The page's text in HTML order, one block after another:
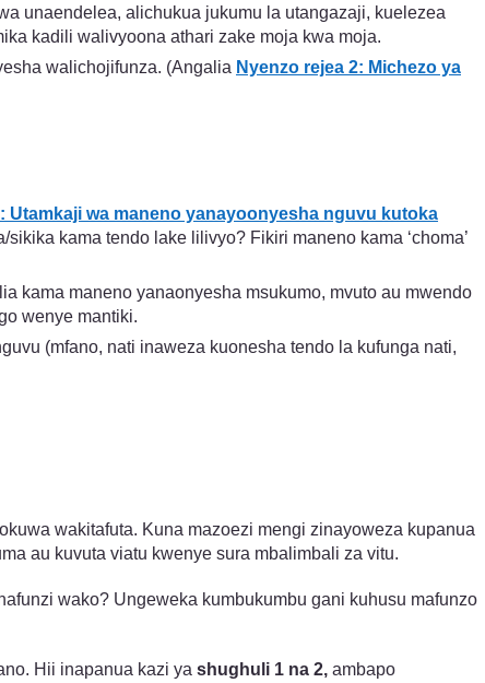
unaendelea, alichukua jukumu la utangazaji, kuelezea
kadili walivyoona athari zake moja kwa moja.
walichojifunza. (Angalia Nyenzo rejea 2: Michezo ya
: Utamkaji wa maneno yanayoonyesha nguvu kutoka
kama tendo lake lilivyo? Fikiri maneno kama ‘choma’
kama maneno yanaonyesha msukumo, mvuto au mwendo
wenye mantiki.
(mfano, nati inaweza kuonesha tendo la kufunga nati,
wakitafuta. Kuna mazoezi mengi zinayoweza kupanua
au kuvuta viatu kwenye sura mbalimbali za vitu.
wako? Ungeweka kumbukumbu gani kuhusu mafunzo
Hii inapanua kazi ya shughuli 1 na 2, ambapo